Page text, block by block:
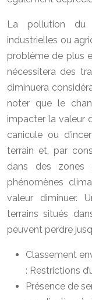
La pollution du
industrielles ou
problème de plus
nécessitera des
diminuera
noter que le
impacter la valeur
canicule ou
terrain et, par
dans des zones
phénomènes
valeur diminuer.
terrains situés
peuvent perdre
Classement
: Restrictions
Présence de